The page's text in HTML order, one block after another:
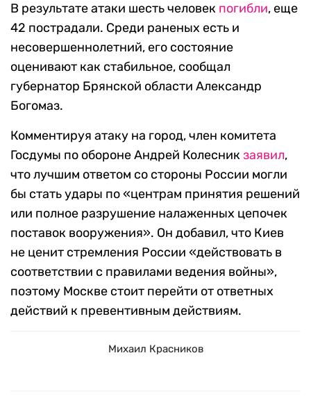
В результате атаки шесть человек погибли, еще
42 пострадали. Среди раненых есть и
несовершеннолетний, его состояние
оценивают как стабильное, сообщал
губернатор Брянской области Александр
Богомаз.
Комментируя атаку на город, член комитета
Госдумы по обороне Андрей Колесникзаявил,
что лучшим ответом со стороны России могли
бы стать удары по «центрам принятия решений
или полное разрушение налаженных цепочек
поставок вооружения». Он добавил, что Киев
не ценит стремления России «действовать в
соответствии с правилами ведения войны»,
поэтому Москве стоит перейти от ответных
действий к превентивным действиям.
Михаил Красников